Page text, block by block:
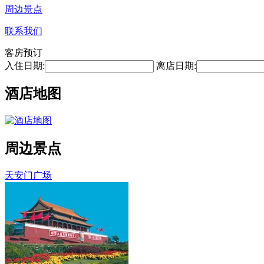
周边景点
联系我们
客房预订
入住日期:
离店日期:
酒店地图
周边景点
天安门广场